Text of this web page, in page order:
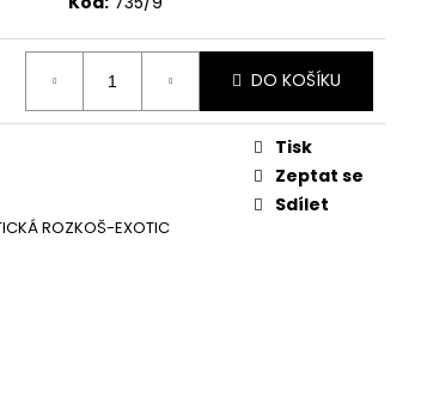
DO KOŠÍKU
ROZKOŠ-EXOTIC
Tisk
Zeptat se
Sdílet
-